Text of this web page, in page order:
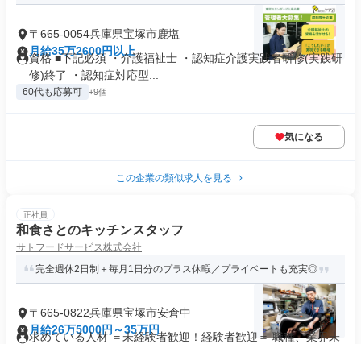
〒665-0054兵庫県宝塚市鹿塩
月給35万2600円以上
資格 ■下記必須 ・介護福祉士 ・認知症介護実践者研修(実践研
修)終了 ・認知症対応型...
60代も応募可 +9個
気になる
この企業の類似求人を見る
正社員
和食さとのキッチンスタッフ
サトフードサービス株式会社
完全週休2日制＋毎月1日分のプラス休暇／プライベートも充実◎
〒665-0822兵庫県宝塚市安倉中
月給26万5000円～35万円
求めている人材 ＝未経験者歓迎！経験者歓迎＝ 職種、業界未